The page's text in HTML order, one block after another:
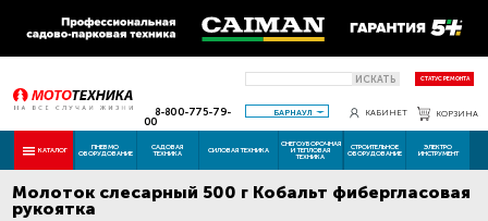
ИСКАТЬ СТАТУС РЕМОНТА
8-800-775-79-
00
БАРНАУЛ КАБИНЕТ КОРЗИНА
КАТАЛОГ ПНЕВМО
ОБОРУДОВАНИЕ
САДОВАЯ
ТЕХНИКА СИЛОВАЯ ТЕХНИКА
СНЕГОУБОРОЧНАЯ
И ТЕПЛОВАЯ
ТЕХНИКА
СТРОИТЕЛЬНОЕ
ОБОРУДОВАНИЕ
ЭЛЕКТРО
ИНСТРУМЕНТ
Молоток слесарный 500 г Кобальт фибергласовая
рукоятка